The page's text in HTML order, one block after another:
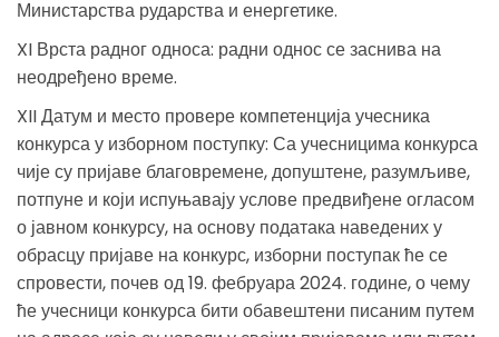
Министарства рударства и енергетике.
XI Врста радног односа: радни однос се заснива на
неодређено време.
XII Датум и место провере компетенција учесника
конкурса у изборном поступку: Са учесницима конкурса
чије су пријаве благовремене, допуштене, разумљиве,
потпуне и који испуњавају услове предвиђене огласом
о јавном конкурсу, на основу података наведених у
обрасцу пријаве на конкурс, изборни поступак ће се
спровести, почев од 19. фебруара 2024. године, о чему
ће учесници конкурса бити обавештени писаним путем